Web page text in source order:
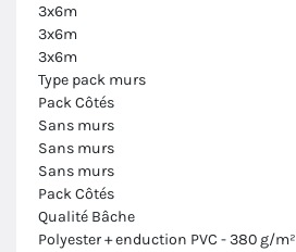
3x6m
3x6m
3x6m
Type pack murs
Pack Côtés
Sans murs
Sans murs
Sans murs
Pack Côtés
Qualité Bâche
Polyester + enduction PVC - 380 g/m²